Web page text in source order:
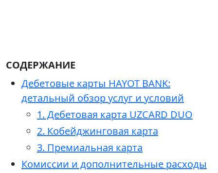
СОДЕРЖАНИЕ
Дебетовые карты HAYOT BANK:
детальный обзор услуг и условий
1. Дебетовая карта UZCARD DUO
2. Кобейджинговая карта
3. Премиальная карта
Комиссии и дополнительные расходы